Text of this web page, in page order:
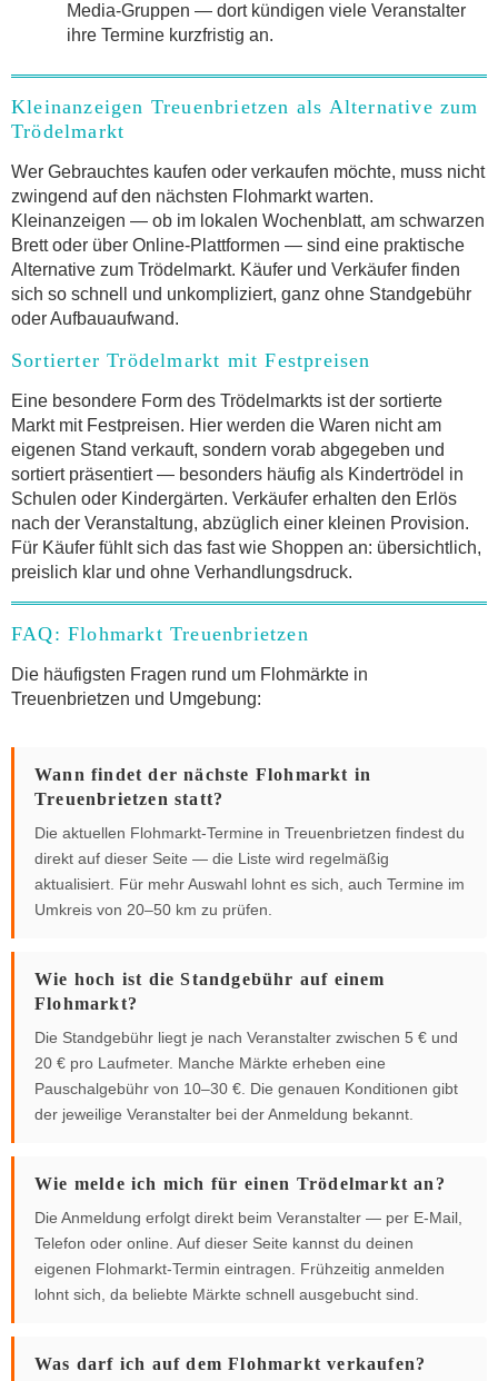
Media-Gruppen — dort kündigen viele Veranstalter
ihre Termine kurzfristig an.
Kleinanzeigen Treuenbrietzen als Alternative zum
Trödelmarkt
Wer Gebrauchtes kaufen oder verkaufen möchte, muss nicht
zwingend auf den nächsten Flohmarkt warten.
Kleinanzeigen — ob im lokalen Wochenblatt, am schwarzen
Brett oder über Online-Plattformen — sind eine praktische
Alternative zum Trödelmarkt. Käufer und Verkäufer finden
sich so schnell und unkompliziert, ganz ohne Standgebühr
oder Aufbauaufwand.
Sortierter Trödelmarkt mit Festpreisen
Eine besondere Form des Trödelmarkts ist der sortierte
Markt mit Festpreisen. Hier werden die Waren nicht am
eigenen Stand verkauft, sondern vorab abgegeben und
sortiert präsentiert — besonders häufig als Kindertrödel in
Schulen oder Kindergärten. Verkäufer erhalten den Erlös
nach der Veranstaltung, abzüglich einer kleinen Provision.
Für Käufer fühlt sich das fast wie Shoppen an: übersichtlich,
preislich klar und ohne Verhandlungsdruck.
FAQ: Flohmarkt Treuenbrietzen
Die häufigsten Fragen rund um Flohmärkte in
Treuenbrietzen und Umgebung:
Wann findet der nächste Flohmarkt in
Treuenbrietzen statt?
Die aktuellen Flohmarkt-Termine in Treuenbrietzen findest du
direkt auf dieser Seite — die Liste wird regelmäßig
aktualisiert. Für mehr Auswahl lohnt es sich, auch Termine im
Umkreis von 20–50 km zu prüfen.
Wie hoch ist die Standgebühr auf einem
Flohmarkt?
Die Standgebühr liegt je nach Veranstalter zwischen 5 € und
20 € pro Laufmeter. Manche Märkte erheben eine
Pauschalgebühr von 10–30 €. Die genauen Konditionen gibt
der jeweilige Veranstalter bei der Anmeldung bekannt.
Wie melde ich mich für einen Trödelmarkt an?
Die Anmeldung erfolgt direkt beim Veranstalter — per E-Mail,
Telefon oder online. Auf dieser Seite kannst du deinen
eigenen Flohmarkt-Termin eintragen. Frühzeitig anmelden
lohnt sich, da beliebte Märkte schnell ausgebucht sind.
Was darf ich auf dem Flohmarkt verkaufen?